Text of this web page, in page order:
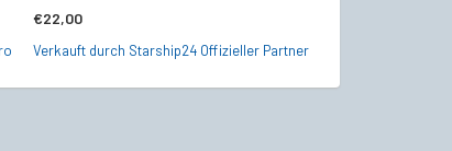
€22,00
Verkauft durch Starship24 Offizieller Partner